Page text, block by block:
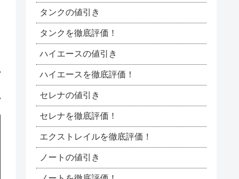
タンクの値引き
タンクを徹底評価！
ハイエースの値引き
ハイエースを徹底評価！
セレナの値引き
セレナを徹底評価！
エクストレイルを徹底評価！
ノートの値引き